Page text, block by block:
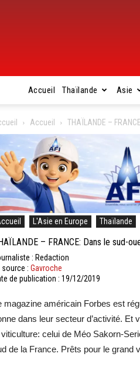
Accueil Thaïlande Asie
Accueil THAÏLANDE –
L'Asie en Europe Thaïlande
– FRANCE: Dans le sud-
: Redaction
source : Gavroche
de publication : 19/12/2019
magazine américain Forbes est
dans leur secteur d’activité. Et
viticulture: celui de Méo Sakorn-
de la France. Prêts pour le grand